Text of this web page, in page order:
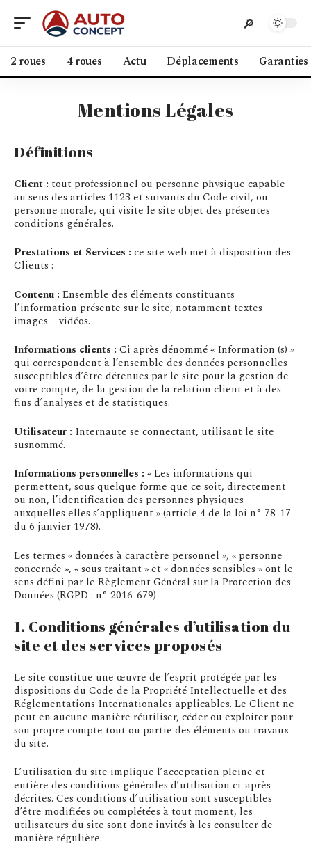
2 roues 4 roues Actu Déplacements
Mentions Légales
Définitions
Client : tout professionnel ou personne physique capable
au sens des articles 1123 et suivants du Code civil, ou
personne morale, qui visite le site objet des présentes
conditions générales.
Prestations et Services : ce site web met à disposition des
Clients :
Contenu : Ensemble des éléments constituants
l’information présente sur le site, notamment textes –
images – vidéos.
Informations clients : Ci après dénommé « Information (s) »
qui correspondent à l’ensemble des données personnelles
susceptibles d’être détenues par le site pour la gestion de
votre compte, de la gestion de la relation client et à des
fins d’analyses et de statistiques.
Utilisateur : Internaute se connectant, utilisant le site
susnommé.
Informations personnelles : « Les informations qui
permettent, sous quelque forme que ce soit, directement
ou non, l’identification des personnes physiques
auxquelles elles s’appliquent » (article 4 de la loi n° 78-17
du 6 janvier 1978).
Les termes « données à caractère personnel », « personne
concernée », « sous traitant » et « données sensibles » ont le
sens défini par le Règlement Général sur la Protection des
Données (RGPD : n° 2016-679)
1. Conditions générales d’utilisation du
site et des services proposés
Le site constitue une œuvre de l’esprit protégée par les
dispositions du Code de la Propriété Intellectuelle et des
Réglementations Internationales applicables. Le Client ne
peut en aucune manière réutiliser, céder ou exploiter pour
son propre compte tout ou partie des éléments ou travaux
du site.
L’utilisation du site implique l’acceptation pleine et
entière des conditions générales d’utilisation ci-après
décrites. Ces conditions d’utilisation sont susceptibles
d’être modifiées ou complétées à tout moment, les
utilisateurs du site sont donc invités à les consulter de
manière régulière.